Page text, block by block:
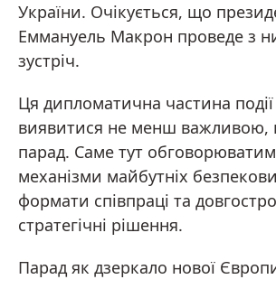
України. Очікується, що
Еммануель Макрон проведе з
зустріч.
Ця дипломатична частина
виявитися не менш важливою,
парад. Саме тут
механізми майбутніх
формати співпраці та
стратегічні рішення.
Парад як дзеркало нової